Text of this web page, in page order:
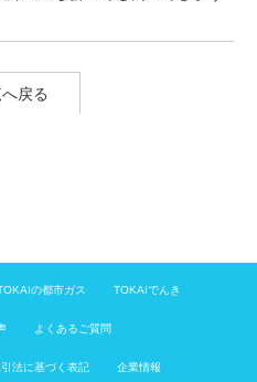
戻る
の都市ガス TOKAIでんき
よくあるご質問
法に基づく表記 企業情報